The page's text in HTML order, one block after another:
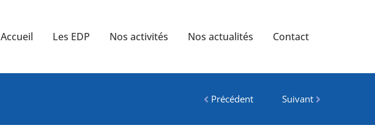
Accueil
Les EDP Nos activités Nos actualités Contact
Précédent Suivant